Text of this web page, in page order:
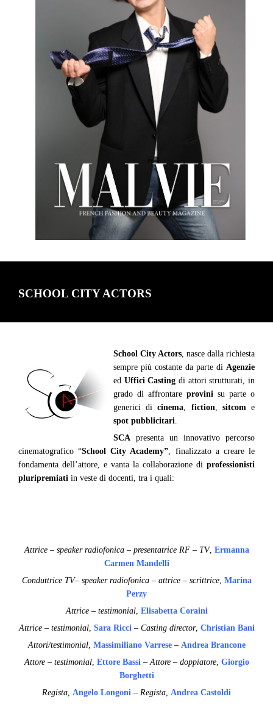
SCHOOL CITY ACTORS
School City Actors, nasce dalla richiesta
sempre più costante da parte di Agenzie
ed Uffici Casting di attori strutturati, in
grado di affrontare provini su parte o
generici dicinema, fiction, sitcome
spot pubblicitari.
SCA presenta un innovativo percorso
cinematografico “School City Academy”, finalizzato a creare le
fondamenta dell’attore, e vanta la collaborazione di professionisti
pluripremiati in veste di docenti, tra i quali:
Attrice – speaker radiofonica – presentatrice RF – TV, Ermanna
Carmen Mandelli
Conduttrice TV– speaker radiofonica – attrice – scrittrice, Marina
Perzy
Attrice – testimonial, Elisabetta Coraini
Attrice – testimonial, Sara Ricci – Casting director, Christian Bani
Attori/testimonial, Massimiliano Varrese– Andrea Brancone
Attore – testimonial, Ettore Bassi– Attore – doppiatore, Giorgio
Borghetti
Regista, Angelo Longoni – Regista, Andrea Castoldi